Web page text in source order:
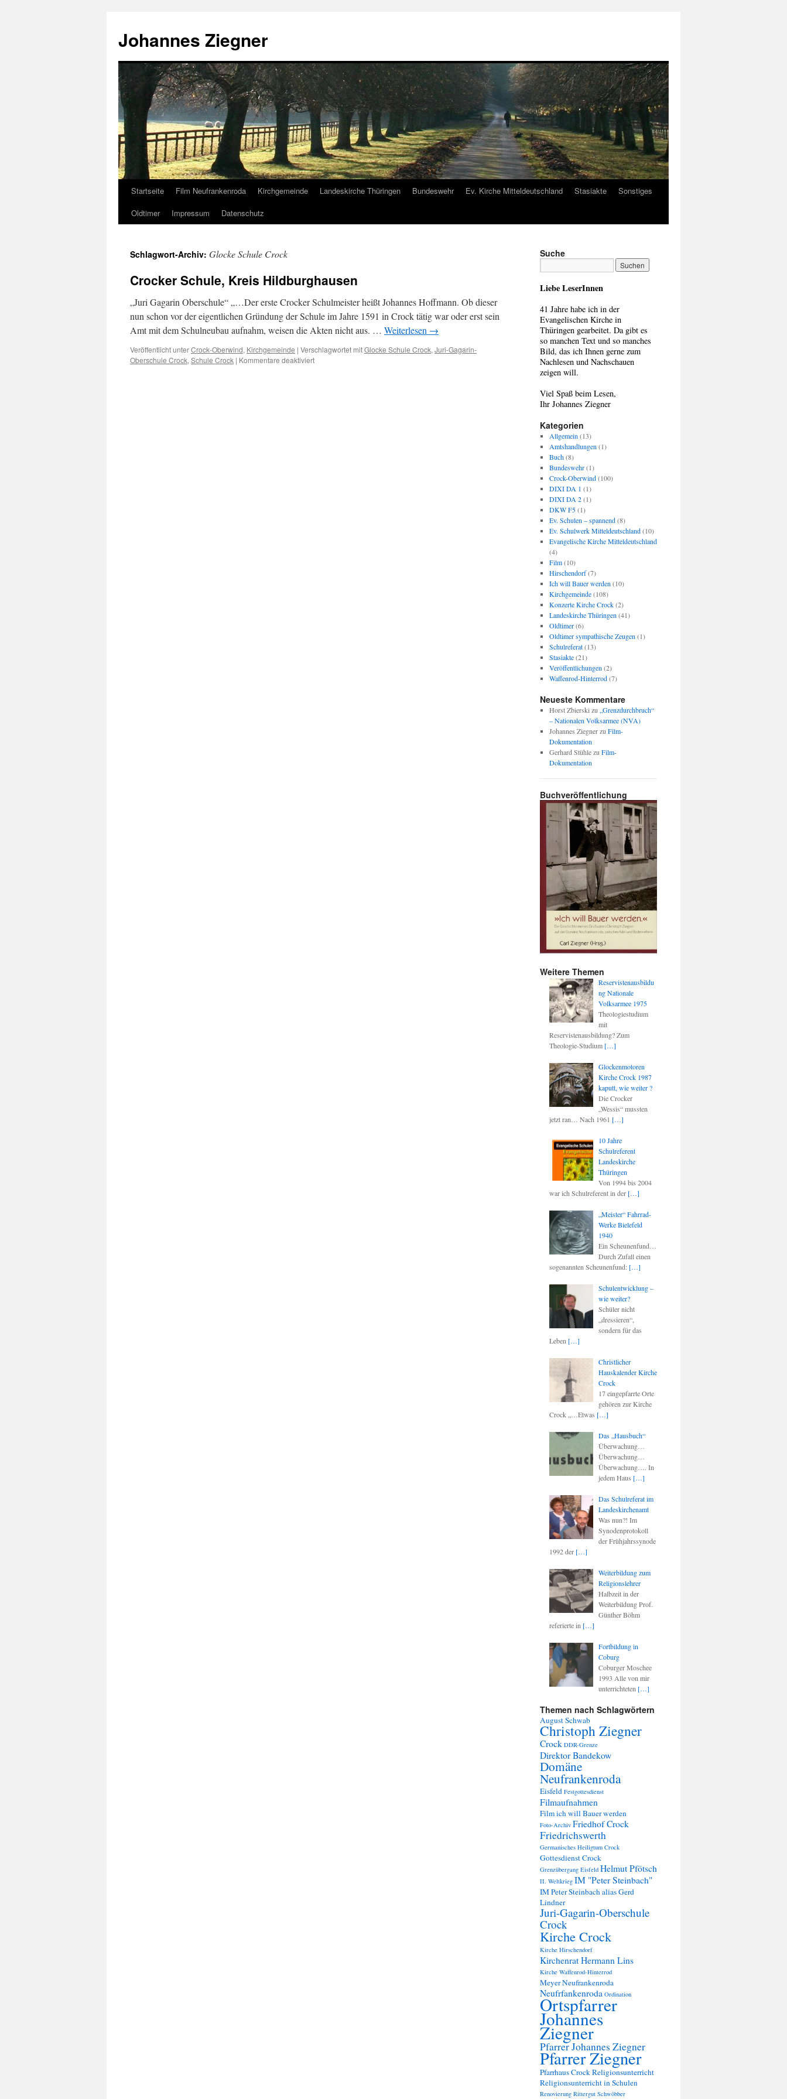
springen
Johannes Ziegner
Startseite Film Neufrankenroda Kirchgemeinde Landeskirche Thüringen Bundeswehr Ev. Kirche Mitteldeutschland Stasiakte
Sonstiges
Oldtimer
Impressum Datenschutz
Schlagwort-Archiv: Glocke Schule Crock
Crocker Schule, Kreis Hildburghausen
„Juri Gagarin Oberschule“ „…Der erste Crocker Schulmeister heißt Johannes Hoffmann. Ob dieser
nun schon vor der eigentlichen Gründung der Schule im Jahre 1591 in Crock tätig war oder erst sein
Amt mit dem Schulneubau aufnahm, weisen die Akten nicht aus. … Weiterlesen →
Veröffentlicht unterCrock-Oberwind, Kirchgemeinde | Verschlagwortet mitGlocke Schule Crock, Juri-Gagarin-
Oberschule Crock, Schule Crock | Kommentare deaktiviertfür
Suche
Liebe LeserInnen
41 Jahre habe ich in der
Evangelischen Kirche in
Thüringen gearbeitet. Da gibt es
so manchen Text und so manches
Bild, das ich Ihnen gerne zum
Nachlesen und Nachschauen
zeigen will.
Viel Spaß beim Lesen,
Ihr Johannes Ziegner
Kategorien
Allgemein (13)
Amtshandlungen (1)
Buch(8)
Bundeswehr(1)
Crock-Oberwind(100)
DIXI DA 1 (1)
DIXI DA 2(1)
DKW F5(1)
Ev. Schulen – spannend(8)
Ev. Schulwerk Mitteldeutschland(10)
Evangelische Kirche Mitteldeutschland
(4)
Film(10)
Hirschendorf(7)
Ich will Bauer werden (10)
Kirchgemeinde(108)
Konzerte Kirche Crock(2)
Landeskirche Thüringen (41)
Oldtimer(6)
Oldtimer sympathische Zeugen (1)
Schulreferat(13)
Stasiakte(21)
Veröffentlichungen (2)
Waffenrod-Hinterrod(7)
Neueste Kommentare
Horst Zbierski zu „Grenzdurchbruch“
– Nationalen Volksarmee (NVA)
Johannes Ziegnerzu Film-
Dokumentation
Gerhard Stühlezu Film-
Dokumentation
Buchveröffentlichung
Weitere Themen
Reservistenausbildu
ng Nationale
Volksarmee 1975
Theologiestudium
mit
Reservistenausbildung? Zum
Theologie-Studium […]
Glockenmotoren
Kirche Crock 1987
kaputt, wie weiter ?
Die Crocker
„Wessis“ mussten
jetzt ran… Nach 1961 […]
10 Jahre
Schulreferent
Landeskirche
Thüringen
Von 1994 bis 2004
war ich Schulreferent in der […]
„Meister“ Fahrrad-
Werke Bielefeld
1940
Ein Scheunenfund…
Durch Zufall einen
sogenannten Scheunenfund: […]
Schulentwicklung –
wie weiter?
Schüler nicht
„dressieren“,
sondern für das
Leben […]
Christlicher
Hauskalender Kirche
Crock
17 eingepfarrte Orte
gehören zur Kirche
Crock „…Etwas […]
Das „Hausbuch“
Überwachung…
Überwachung…
Überwachung…. In
jedem Haus […]
Das Schulreferat im
Landeskirchenamt
Was nun?! Im
Synodenprotokoll
der Frühjahrssynode
1992 der […]
Weiterbildung zum
Religionslehrer
Halbzeit in der
Weiterbildung Prof.
Günther Böhm
referierte in […]
Fortbildung in
Coburg
Coburger Moschee
1993 Alle von mir
unterrichteten […]
Themen nach Schlagwörtern
August Schwab
Christoph Ziegner
Crock DDR-Grenze
Direktor Bandekow
Domäne
Neufrankenroda
Eisfeld Festgottesdienst
Filmaufnahmen
Film ich will Bauer werden
Foto-Archiv Friedhof Crock
Friedrichswerth
Germanisches Heiligtum Crock
Gottesdienst Crock
Grenzübergang Eisfeld Helmut Pfötsch
II. Weltkrieg IM "Peter Steinbach"
IM Peter Steinbach alias Gerd
Lindner
Juri-Gagarin-Oberschule
Crock
Kirche Crock
Kirche Hirschendorf
Kirchenrat Hermann Lins
Kirche Waffenrod-Hinterrod
Meyer Neufrankenroda
Neufrfankenroda Ordination
Ortspfarrer
Johannes
Ziegner
Pfarrer Johannes Ziegner
Pfarrer Ziegner
Pfarrhaus CrockReligionsunterricht
Religionsunterricht in Schulen
Renovierung Rittergut Schwöbber